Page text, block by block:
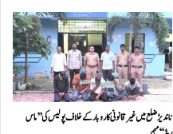
ناندیڑ ضلع میں غیر قانونی کاروبار کے خلاف پولیس کی ’’ماس